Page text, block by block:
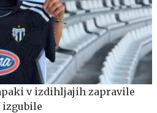
v izdihljajih zapravile
izgubile